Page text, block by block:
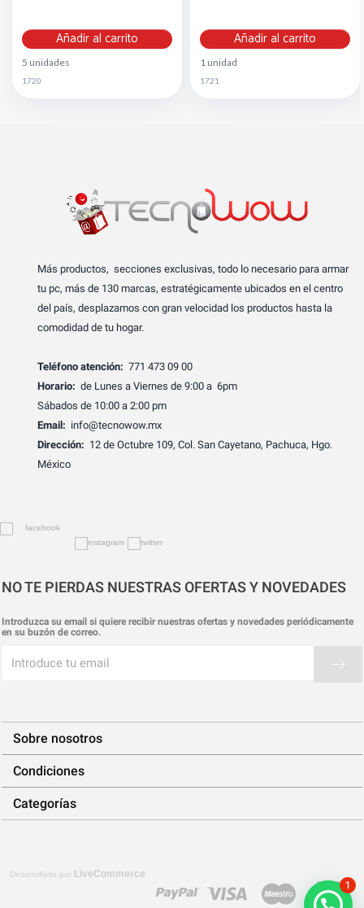
Añadir al carrito
5 unidades
1720
Añadir al carrito
1 unidad
1721
Más productos, secciones exclusivas, todo lo necesario para armar
tu pc, más de 130 marcas, estratégicamente ubicados en el centro
del país, desplazamos con gran velocidad los productos hasta la
comodidad de tu hogar.
Teléfono atención: 771 473 09 00
Horario: de Lunes a Viernes de 9:00 a 6pm
Sábados de 10:00 a 2:00 pm
Email: info@tecnowow.mx
Dirección: 12 de Octubre 109, Col. San Cayetano, Pachuca, Hgo.
México
NO TE PIERDAS NUESTRAS OFERTAS Y NOVEDADES
Introduzca su email si quiere recibir nuestras ofertas y novedades periódicamente
en su buzón de correo.
Sobre nosotros
Condiciones
Categorías
Desarrollado por LiveCommerce
1